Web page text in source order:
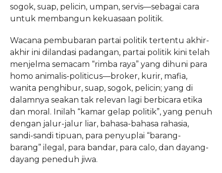
sogok, suap, pelicin, umpan, servis—sebagai cara
untuk membangun kekuasaan politik.
Wacana pembubaran partai politik tertentu akhir-
akhir ini dilandasi padangan, partai politik kini telah
menjelma semacam “rimba raya” yang dihuni para
homo animalis-politicus—broker, kurir, mafia,
wanita penghibur, suap, sogok, pelicin; yang di
dalamnya seakan tak relevan lagi berbicara etika
dan moral. Inilah “kamar gelap politik”, yang penuh
dengan jalur-jalur liar, bahasa-bahasa rahasia,
sandi-sandi tipuan, para penyuplai “barang-
barang” ilegal, para bandar, para calo, dan dayang-
dayang peneduh jiwa.